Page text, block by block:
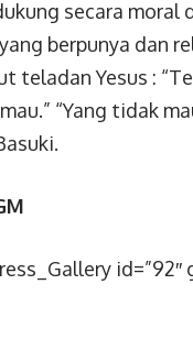
secara
berpunya dan
teladan Yesus :
“Yang tidak